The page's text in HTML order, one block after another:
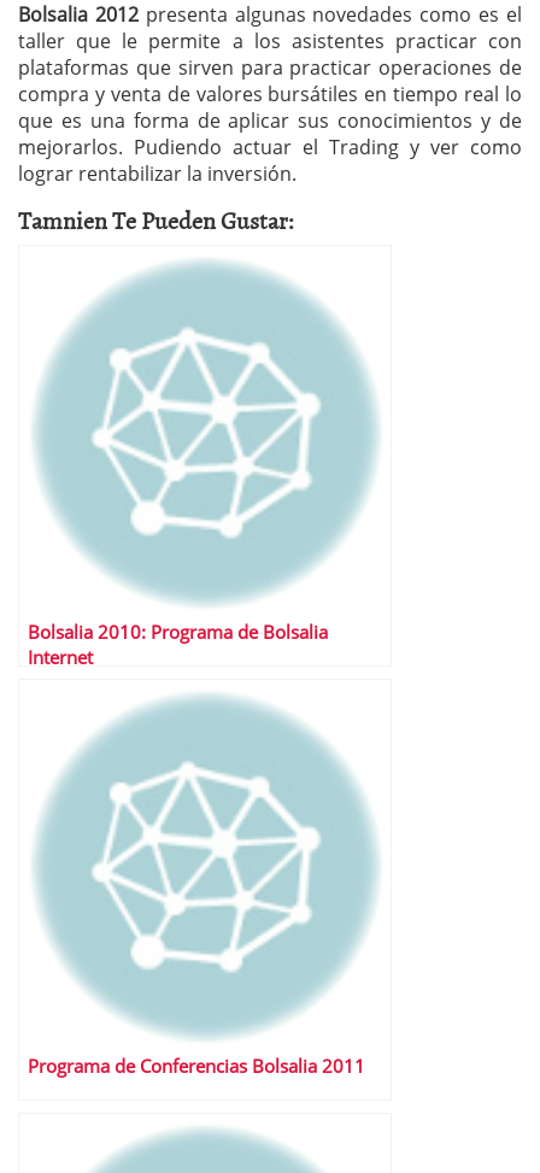
Bolsalia 2012presenta algunas novedades como es el
taller que le permite a los asistentes practicar con
plataformas que sirven para practicar operaciones de
compra y venta de valores bursátiles en tiempo real lo
que es una forma de aplicar sus conocimientos y de
mejorarlos. Pudiendo actuar el Trading y ver como
lograr rentabilizar la inversión.
Tamnien Te Pueden Gustar:
Bolsalia 2010: Programa de Bolsalia
Internet
Programa de Conferencias Bolsalia 2011